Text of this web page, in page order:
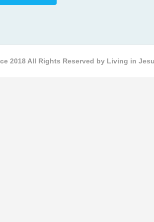
2018 All Rights Reserved by Living in